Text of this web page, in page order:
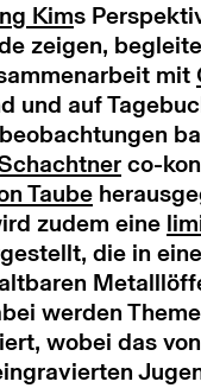
Kims
zeigen,
mit
und auf
co-
Taube
zudem eine
die in
werden
wobei das